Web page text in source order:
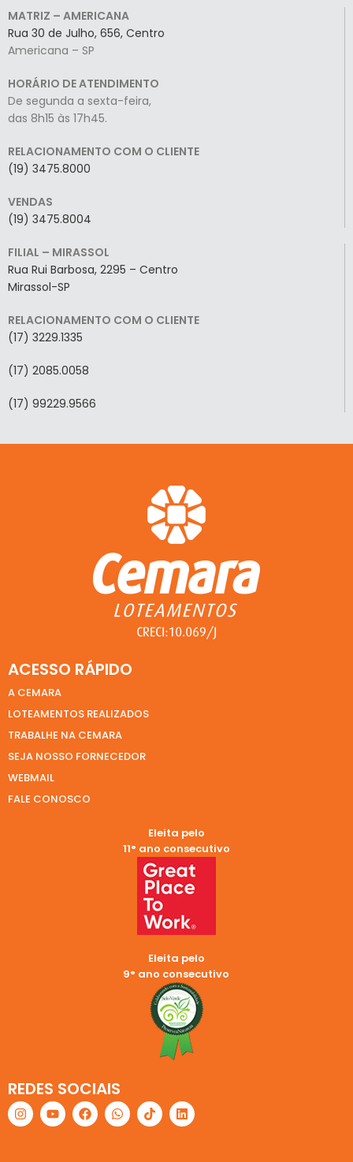
MATRIZ – AMERICANA
Rua 30 de Julho, 656, Centro
Americana – SP
HORÁRIO DE ATENDIMENTO
De segunda a sexta-feira,
das 8h15 às 17h45.
RELACIONAMENTO COM O CLIENTE
(19) 3475.8000
VENDAS
(19) 3475.8004
FILIAL – MIRASSOL
Rua Rui Barbosa, 2295 – Centro
Mirassol-SP
RELACIONAMENTO COM O CLIENTE
(17) 3229.1335
(17) 2085.0058
(17) 99229.9566
ACESSO RÁPIDO
A CEMARA
LOTEAMENTOS REALIZADOS
TRABALHE NA CEMARA
SEJA NOSSO FORNECEDOR
WEBMAIL
FALE CONOSCO
Eleita pelo
11° ano consecutivo
Eleita pelo
9° ano consecutivo
REDES SOCIAIS